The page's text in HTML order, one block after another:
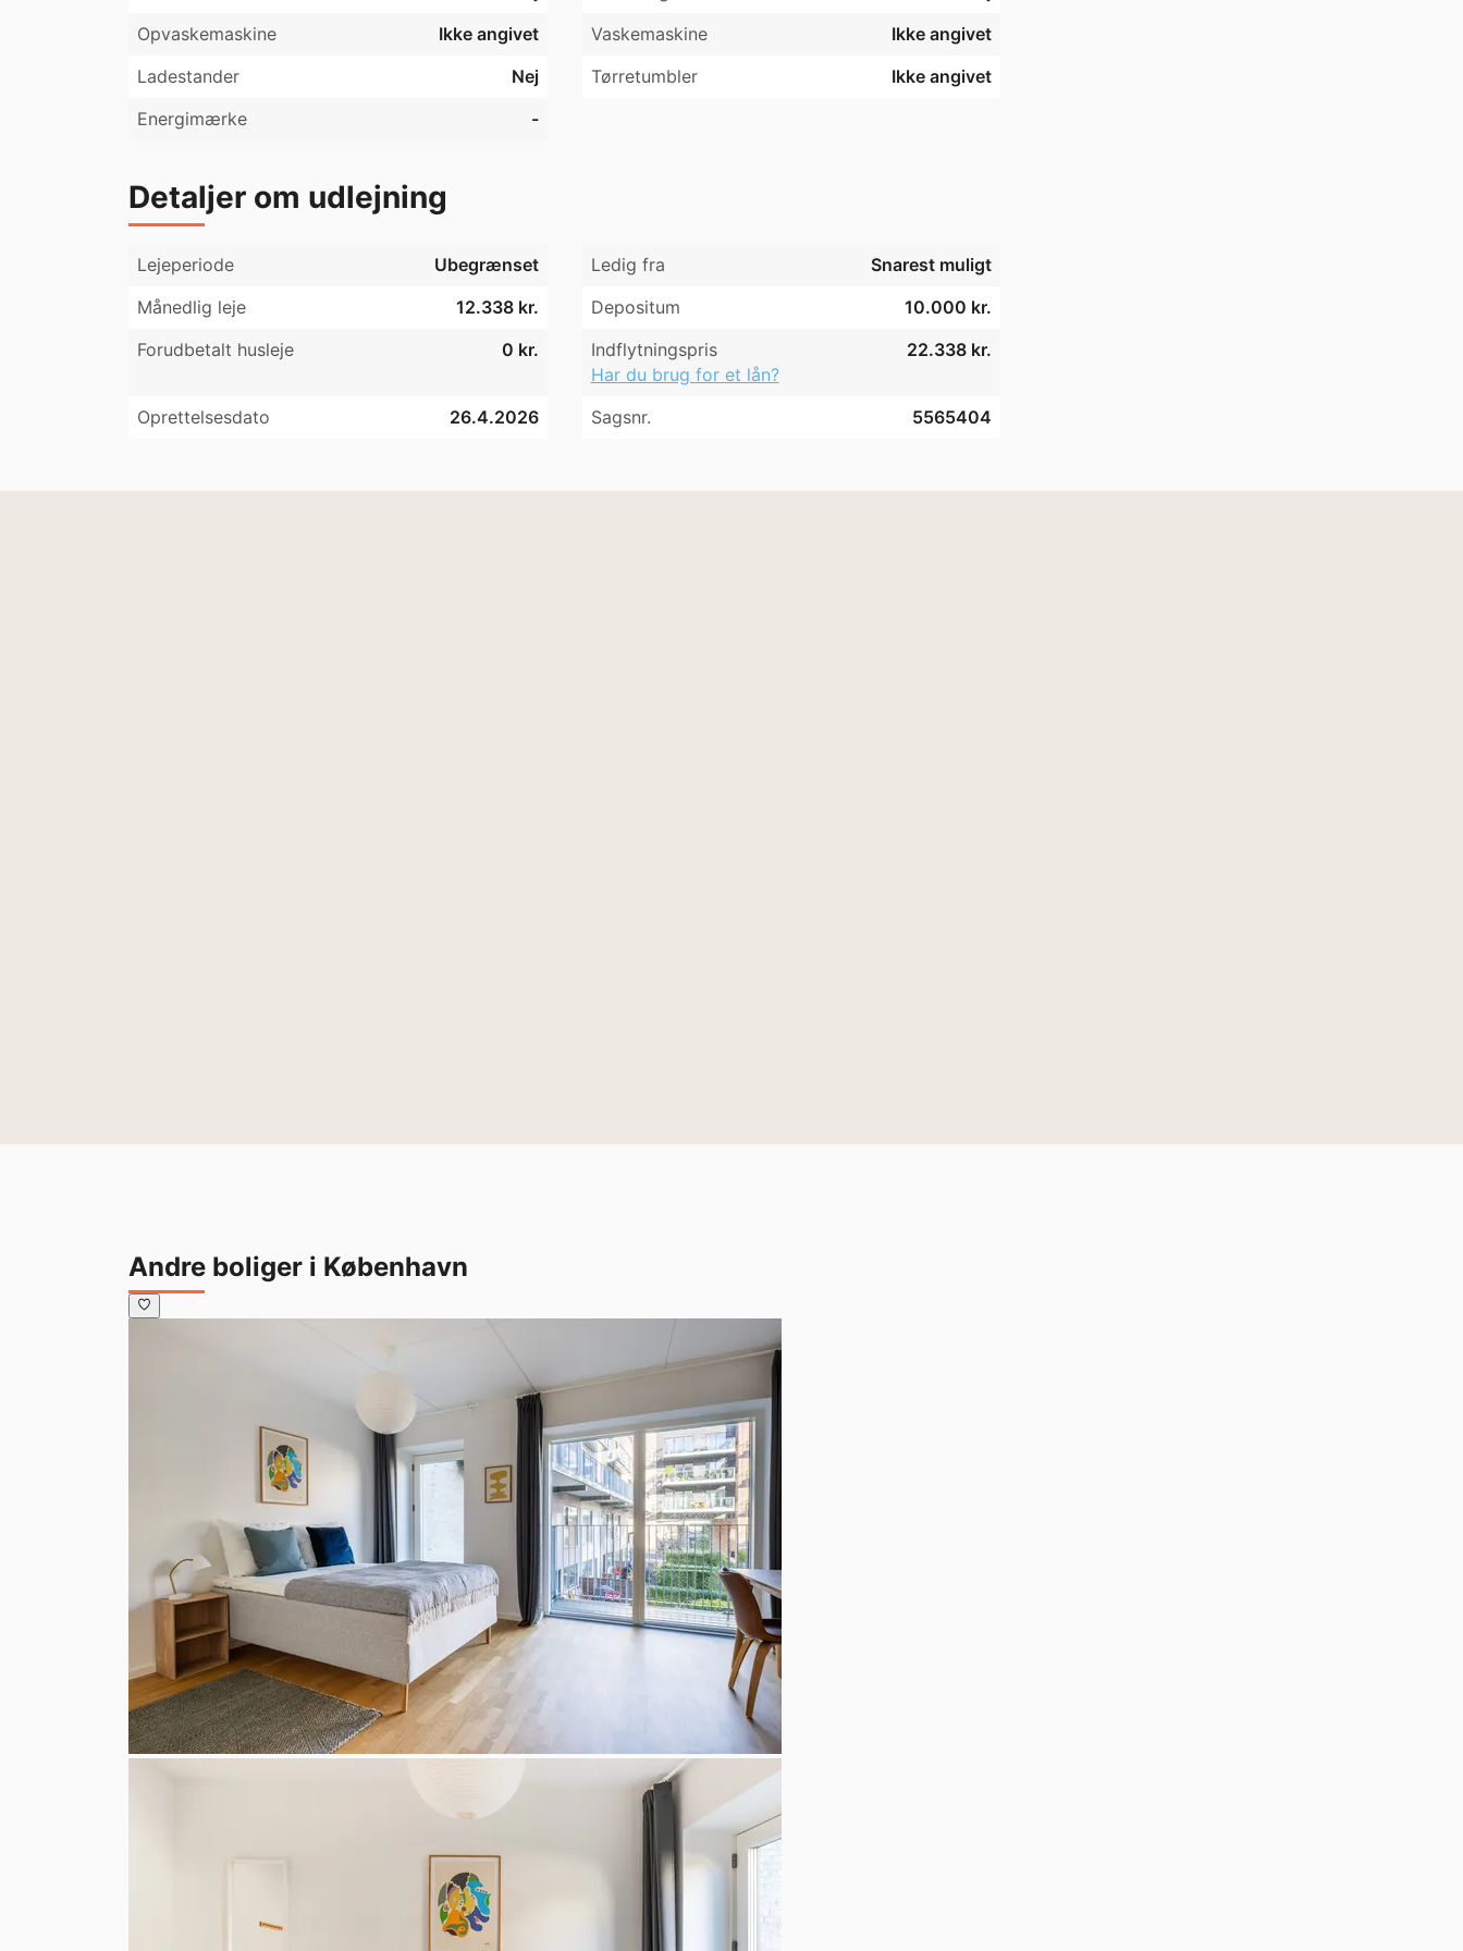
Opvaskemaskine
Ikke angivet Vaskemaskine
Ikke angivet
Ladestander
Nej Tørretumbler
Ikke angivet
Energimærke
-
Detaljer om udlejning
Lejeperiode Ubegrænset Ledig fra
Snarest muligt
Månedlig leje
12.338 kr. Depositum
10.000 kr.
Forudbetalt husleje
0 kr. Indflytningspris
22.338 kr.
Har du brug for et lån?
Oprettelsesdato
26.4.2026 Sagsnr. 5565404
Andre boliger i København